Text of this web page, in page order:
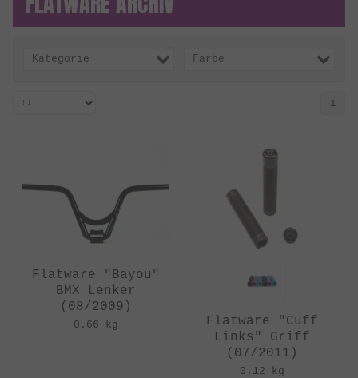
Kategorie Farbe
1
Flatware "Bayou"
BMX Lenker
(08/2009)
0.66 kg
Flatware "Cuff
Links" Griff
(07/2011)
0.12 kg